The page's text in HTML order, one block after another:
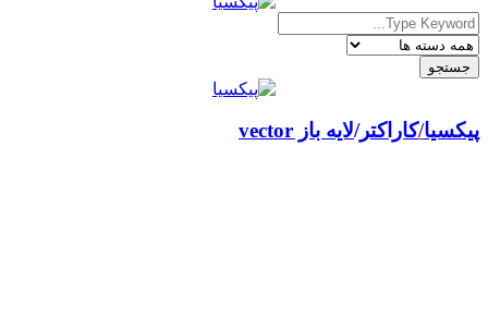
پیکسیا/ لایه باز vector کاراکتر